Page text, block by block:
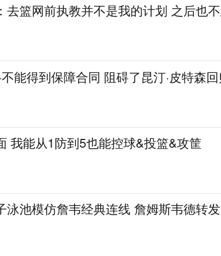
去篮网前执教并不是我的计划 之后也
能得到保障合同 阻碍了昆汀·皮特森回
我能从1防到5也能控球&投篮&攻筐
泳池模仿詹韦经典连线 詹姆斯韦德转